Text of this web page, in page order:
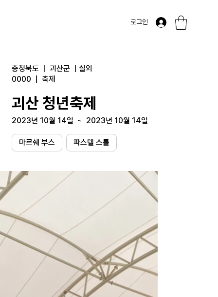
로그인
충청북도 괴산군
실외
0000
축제
괴산 청년축제
2023년 10월 14일 ~ 2023년 10월 14일
마르쉐 부스 파스텔 스툴